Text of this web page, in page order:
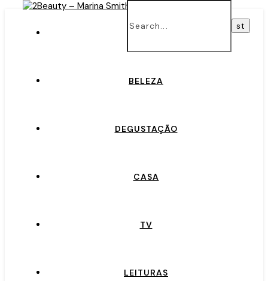
BELEZA
DEGUSTAÇÃO
CASA
TV
LEITURAS